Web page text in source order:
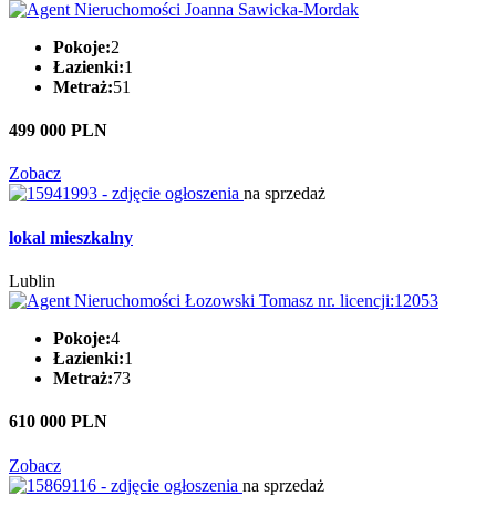
Pokoje:2
Łazienki:1
Metraż:51
499 000 PLN
Zobacz
na sprzedaż
lokal mieszkalny
Lublin
Pokoje:4
Łazienki:1
Metraż:73
610 000 PLN
Zobacz
na sprzedaż